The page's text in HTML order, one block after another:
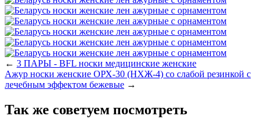
← 3 ПАРЫ - BFL носки медицинские женские
Ажур носки женские ОРХ-30 (НХЖ-4) со слабой резинкой с
лечебным эффектом бежевые →
Так же советуем посмотреть